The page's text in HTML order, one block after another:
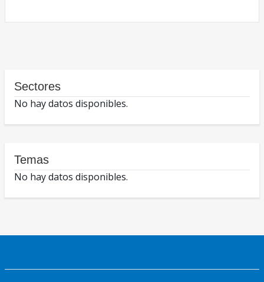
Sectores
No hay datos disponibles.
Temas
No hay datos disponibles.